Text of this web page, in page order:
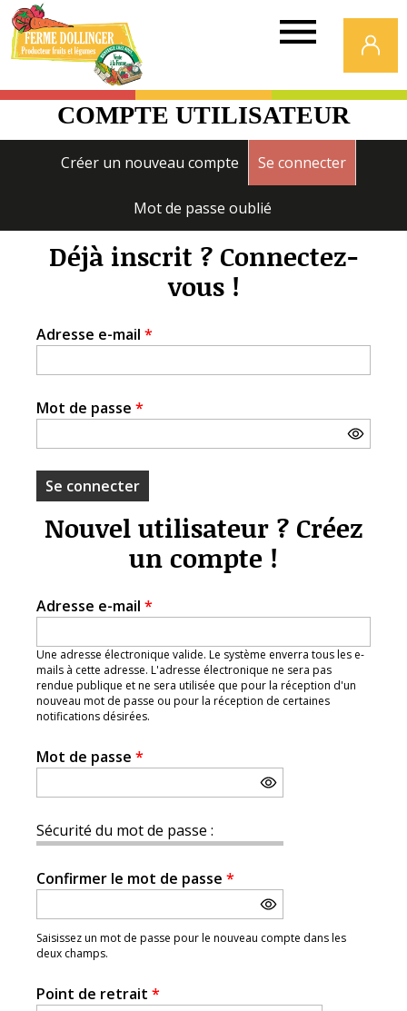
COMPTE UTILISATEUR
Onglets
principaux
Créer un nouveau compte Se connecter(onglet
Mot de passe oublié
Déjà inscrit ? Connectez-
vous !
Adresse e-mail *
Mot de passe *
Nouvel utilisateur ? Créez
un compte !
Adresse e-mail *
Une adresse électronique valide. Le système enverra tous les e-
mails à cette adresse. L'adresse électronique ne sera pas
rendue publique et ne sera utilisée que pour la réception d'un
nouveau mot de passe ou pour la réception de certaines
notifications désirées.
Mot de passe *
Sécurité du mot de passe :
Confirmer le mot de passe *
Saisissez un mot de passe pour le nouveau compte dans les
deux champs.
Point de retrait *